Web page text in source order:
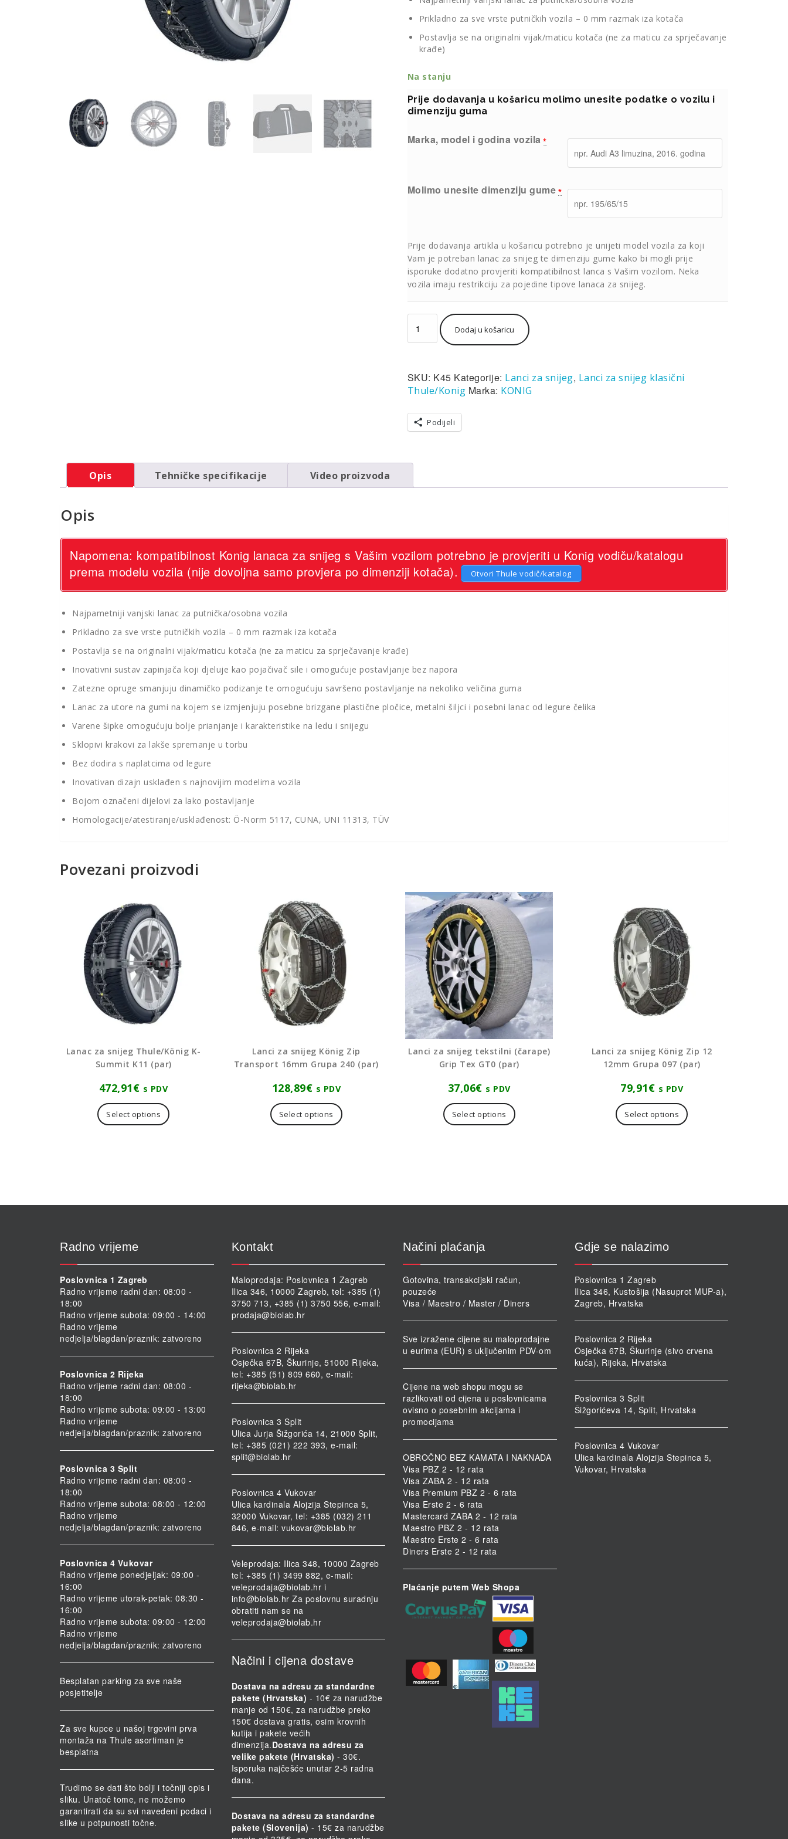
Prikladno za sve vrste putničkih vozila – 0 mm razmak iza kotača
Postavlja se na originalni vijak/maticu kotača (ne za maticu za sprječavanje
krađe)
Na stanju
Prije dodavanja u košaricu molimo unesite podatke o vozilu i
dimenziju guma
Marka, model i godina vozila *
Molimo unesite dimenziju gume *
Prije dodavanja artikla u košaricu potrebno je unijeti model vozila za koji
Vam je potreban lanac za snijeg te dimenziju gume kako bi mogli prije
isporuke dodatno provjeriti kompatibilnost lanca s Vašim vozilom. Neka
vozila imaju restrikciju za pojedine tipove lanaca za snijeg.
snijeg
Summit
K45
količina
Dodaj u košaricu
SKU: K45 Kategorije: Lanci za snijeg, Lanci za snijeg klasični
Thule/Konig Marka: KONIG
Podijeli
Opis Tehničke specifikacije Video proizvoda
Opis
Napomena: kompatibilnost Konig lanaca za snijeg s Vašim vozilom potrebno je provjeriti u Konig vodiču/katalogu
prema modelu vozila (nije dovoljna samo provjera po dimenziji kotača).
Otvori Thule vodič/katalog
Najpametniji vanjski lanac za putnička/osobna vozila
Prikladno za sve vrste putničkih vozila – 0 mm razmak iza kotača
Postavlja se na originalni vijak/maticu kotača (ne za maticu za sprječavanje krađe)
Inovativni sustav zapinjača koji djeluje kao pojačivač sile i omogućuje postavljanje bez napora
Zatezne opruge smanjuju dinamičko podizanje te omogućuju savršeno postavljanje na nekoliko veličina guma
Lanac za utore na gumi na kojem se izmjenjuju posebne brizgane plastične pločice, metalni šiljci i posebni lanac od legure čelika
Varene šipke omogućuju bolje prianjanje i karakteristike na ledu i snijegu
Sklopivi krakovi za lakše spremanje u torbu
Bez dodira s naplatcima od legure
Inovativan dizajn usklađen s najnovijim modelima vozila
Bojom označeni dijelovi za lako postavljanje
Homologacije/atestiranje/usklađenost: Ö-Norm 5117, CUNA, UNI 11313, TÜV
Povezani proizvodi
Lanac za snijeg Thule/König K-
Summit K11 (par)
472,91€ s PDV
Select options
Lanci za snijeg König Zip
Transport 16mm Grupa 240 (par)
128,89€ s PDV
Select options
Lanci za snijeg tekstilni (čarape)
Grip Tex GT0 (par)
37,06€ s PDV
Select options
proizvod
na
Lanci za snijeg König Zip 12
12mm Grupa 097 (par)
79,91€ s PDV
Select options
Radno vrijeme
Poslovnica 1 Zagreb
Radno vrijeme radni dan: 08:00 -
18:00
Radno vrijeme subota: 09:00 - 14:00
Radno vrijeme
nedjelja/blagdan/praznik: zatvoreno
Poslovnica 2 Rijeka
Radno vrijeme radni dan: 08:00 -
18:00
Radno vrijeme subota: 09:00 - 13:00
Radno vrijeme
nedjelja/blagdan/praznik: zatvoreno
Poslovnica 3 Split
Radno vrijeme radni dan: 08:00 -
18:00
Radno vrijeme subota: 08:00 - 12:00
Radno vrijeme
nedjelja/blagdan/praznik: zatvoreno
Poslovnica 4 Vukovar
Radno vrijeme ponedjeljak: 09:00 -
16:00
Radno vrijeme utorak-petak: 08:30 -
16:00
Radno vrijeme subota: 09:00 - 12:00
Radno vrijeme
nedjelja/blagdan/praznik: zatvoreno
Besplatan parking za sve naše
posjetitelje
Za sve kupce u našoj trgovini prva
montaža na Thule asortiman je
besplatna
Trudimo se dati što bolji i točniji opis i
sliku. Unatoč tome, ne možemo
garantirati da su svi navedeni podaci i
slike u potpunosti točne.
Kontakt
Maloprodaja: Poslovnica 1 Zagreb
Ilica 346, 10000 Zagreb, tel: +385 (1)
3750 713, +385 (1) 3750 556, e-mail:
prodaja@biolab.hr
Poslovnica 2 Rijeka
Osječka 67B, Škurinje, 51000 Rijeka,
tel: +385 (51) 809 660, e-mail:
rijeka@biolab.hr
Poslovnica 3 Split
Ulica Jurja Šižgorića 14, 21000 Split,
tel: +385 (021) 222 393, e-mail:
split@biolab.hr
Poslovnica 4 Vukovar
Ulica kardinala Alojzija Stepinca 5,
32000 Vukovar, tel: +385 (032) 211
846, e-mail: vukovar@biolab.hr
Veleprodaja: Ilica 348, 10000 Zagreb
tel: +385 (1) 3499 882, e-mail:
veleprodaja@biolab.hr i
info@biolab.hr Za poslovnu suradnju
obratiti nam se na
veleprodaja@biolab.hr
Načini i cijena dostave
Dostava na adresu za standardne
pakete (Hrvatska) - 10€ za narudžbe
manje od 150€, za narudžbe preko
150€ dostava gratis, osim krovnih
kutija i pakete većih
dimenzija.Dostava na adresu za
velike pakete (Hrvatska) - 30€.
Isporuka najčešće unutar 2-5 radna
dana.
Dostava na adresu za standardne
pakete (Slovenija) - 15€ za narudžbe
Načini plaćanja
Gotovina, transakcijski račun,
pouzeće
Visa / Maestro / Master / Diners
Sve izražene cijene su maloprodajne
u eurima (EUR) s uključenim PDV-om
Cijene na web shopu mogu se
razlikovati od cijena u poslovnicama
ovisno o posebnim akcijama i
promocijama
OBROČNO BEZ KAMATA I NAKNADA
Visa PBZ 2 - 12 rata
Visa ZABA 2 - 12 rata
Visa Premium PBZ 2 - 6 rata
Visa Erste 2 - 6 rata
Mastercard ZABA 2 - 12 rata
Maestro PBZ 2 - 12 rata
Maestro Erste 2 - 6 rata
Diners Erste 2 - 12 rata
Plaćanje putem Web Shopa
Gdje se nalazimo
Poslovnica 1 Zagreb
Ilica 346, Kustošija (Nasuprot MUP-a),
Zagreb, Hrvatska
Poslovnica 2 Rijeka
Osječka 67B, Škurinje (sivo crvena
kuća), Rijeka, Hrvatska
Poslovnica 3 Split
Šižgorićeva 14, Split, Hrvatska
Poslovnica 4 Vukovar
Ulica kardinala Alojzija Stepinca 5,
Vukovar, Hrvatska